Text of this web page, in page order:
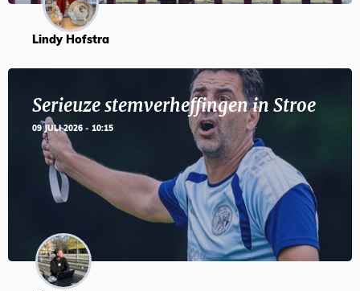
Lindy Hofstra
Serieuze stemverheffingen in Stroe
09 JULI 2026 - 10:15